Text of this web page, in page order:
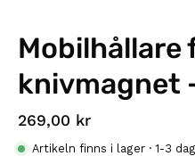
Mobilhållare
knivmagnet
269,00 kr
Artikeln finns i lager · 1-3